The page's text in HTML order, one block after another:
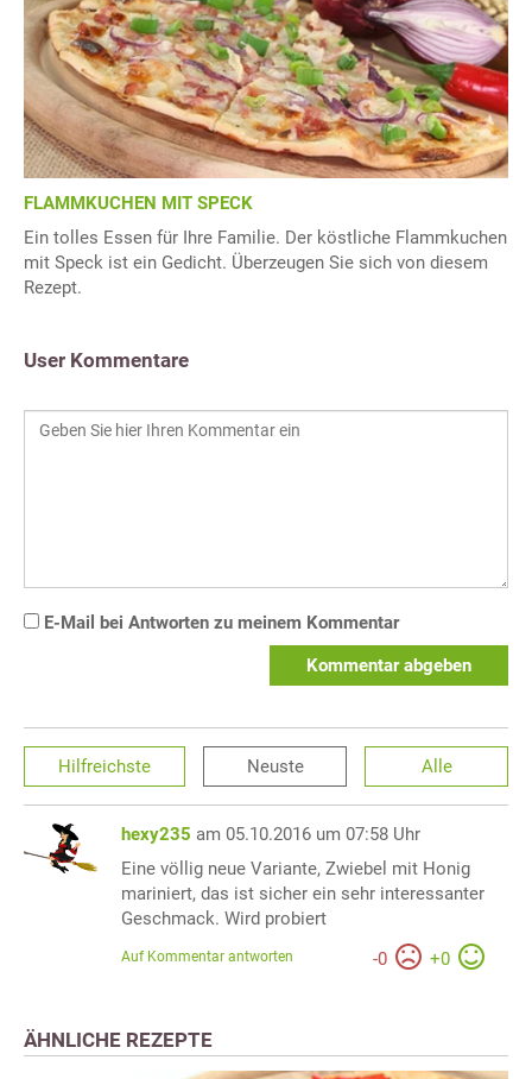
FLAMMKUCHEN MIT SPECK
Ein tolles Essen für Ihre Familie. Der köstliche Flammkuchen
mit Speck ist ein Gedicht. Überzeugen Sie sich von diesem
Rezept.
User Kommentare
E-Mail bei Antworten zu meinem Kommentar
Kommentar abgeben
Hilfreichste Neuste Alle
hexy235 am 05.10.2016 um 07:58 Uhr
Eine völlig neue Variante, Zwiebel mit Honig
mariniert, das ist sicher ein sehr interessanter
Geschmack. Wird probiert
-0 +0
Auf Kommentar antworten
ÄHNLICHE REZEPTE